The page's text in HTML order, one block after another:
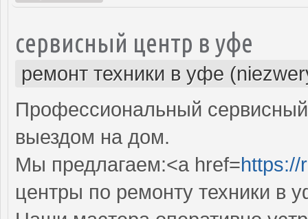
сервисный центр в уфе
ремонт техники в уфе
Профессиональный
выездом на дом.
Мы предлагаем:<a href=https://
центры по ремонту техники в